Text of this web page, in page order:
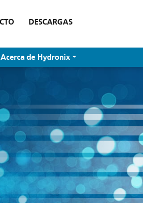
DESCARGAS
Acerca de Hydronix